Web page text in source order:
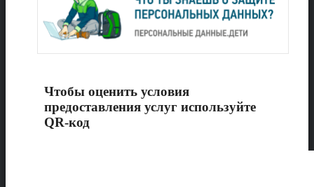
Чтобы оценить условия
предоставления услуг используйте
QR-код